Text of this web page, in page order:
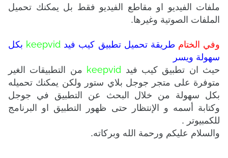
ملفات الفيديو او مقاطع الفيديو فقط بل يمكنك تحميل
الملفات الصوتية وغيرها.
وفي الختام طريقة تحميل تطبيق كيب فيد keepvid بكل
سهولة ويسر
حيث ان تطبيق كيب فيد keepvid من التطبيقات الغير
متوفرة على متجر جوجل بلاي ستور ولكن يمكنك تحميله
بكل سهولة من خلال البحث عن التطبيق في جوجل
وكتابة أسمه و الإنتظار حتى ظهور التطبيق او البرنامج
للكمبيوتر .
والسلام عليكم ورحمة الله وبركاته.